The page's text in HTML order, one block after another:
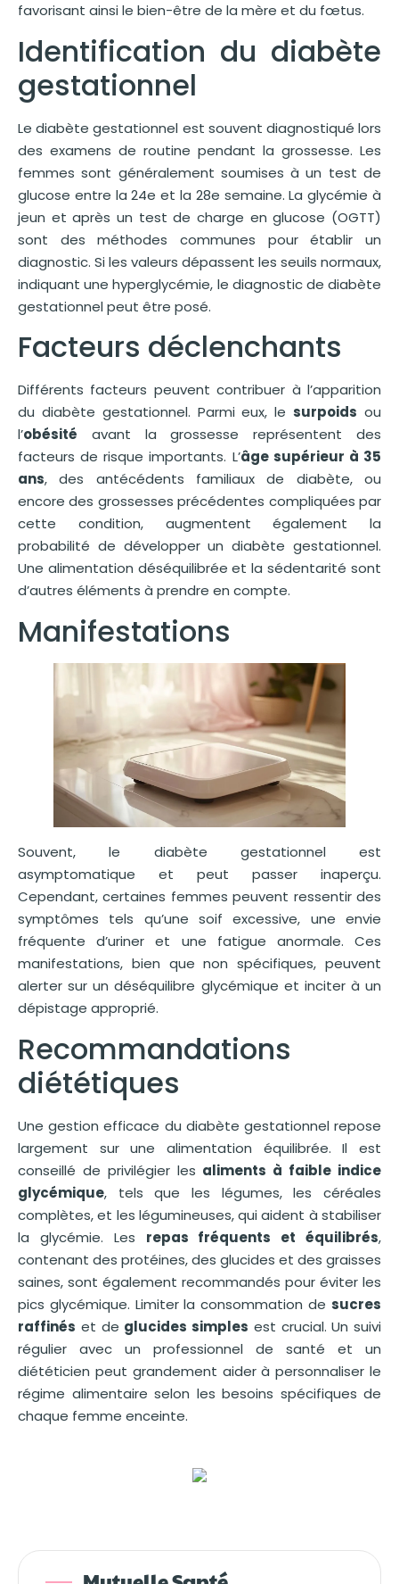
favorisant ainsi le bien-être de la mère et du fœtus.
Identification du diabète
gestationnel
Le diabète gestationnel est souvent diagnostiqué lors
des examens de routine pendant la grossesse. Les
femmes sont généralement soumises à un test de
glucose entre la 24e et la 28e semaine. La glycémie à
jeun et après un test de charge en glucose (OGTT)
sont des méthodes communes pour établir un
diagnostic. Si les valeurs dépassent les seuils normaux,
indiquant une hyperglycémie, le diagnostic de diabète
gestationnel peut être posé.
Facteurs déclenchants
Différents facteurs peuvent contribuer à l’apparition
du diabète gestationnel. Parmi eux, lesurpoids ou
l’obésité avant la grossesse représentent des
facteurs de risque importants. L’âge supérieur à 35
ans, des antécédents familiaux de diabète, ou
encore des grossesses précédentes compliquées par
cette condition, augmentent également la
probabilité de développer un diabète gestationnel.
Une alimentation déséquilibrée et la sédentarité sont
d’autres éléments à prendre en compte.
Manifestations
Souvent, le diabète gestationnel est
asymptomatique et peut passer inaperçu.
Cependant, certaines femmes peuvent ressentir des
symptômes tels qu’une soif excessive, une envie
fréquente d’uriner et une fatigue anormale. Ces
manifestations, bien que non spécifiques, peuvent
alerter sur un déséquilibre glycémique et inciter à un
dépistage approprié.
Recommandations
diététiques
Une gestion efficace du diabète gestationnel repose
largement sur une alimentation équilibrée. Il est
conseillé de privilégier les aliments à faible indice
glycémique, tels que les légumes, les céréales
complètes, et les légumineuses, qui aident à stabiliser
la glycémie. Les repas fréquents et équilibrés,
contenant des protéines, des glucides et des graisses
saines, sont également recommandés pour éviter les
pics glycémique. Limiter la consommation de sucres
raffinés et de glucides simples est crucial. Un suivi
régulier avec un professionnel de santé et un
diététicien peut grandement aider à personnaliser le
régime alimentaire selon les besoins spécifiques de
chaque femme enceinte.